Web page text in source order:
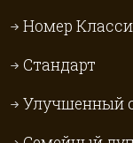
Номер
Стандарт
Улучшенный